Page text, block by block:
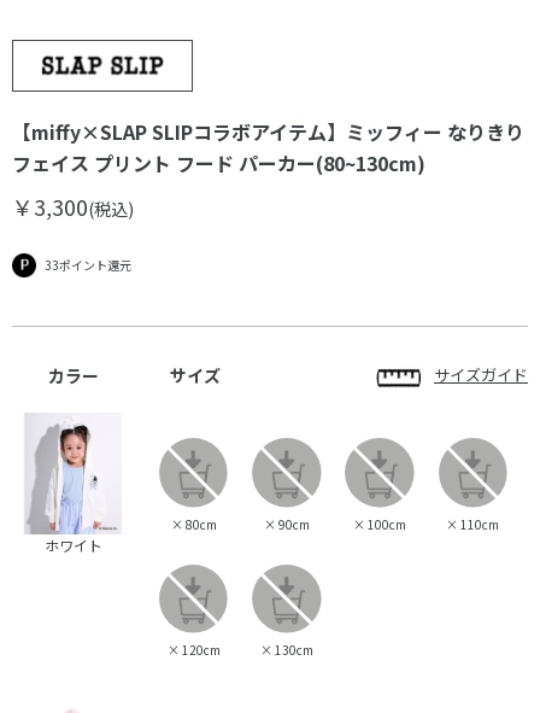
【miffy×SLAP SLIPコラボアイテム】ミッフィー なりきり
フェイス プリント フード パーカー(80~130cm)
￥3,300(税込)
33ポイント還元
カラー サイズ サイズガイド
ホワイト
× 80cm × 90cm × 100cm × 110cm
× 120cm × 130cm